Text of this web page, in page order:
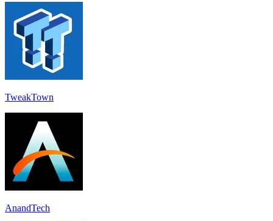
TweakTown
AnandTech